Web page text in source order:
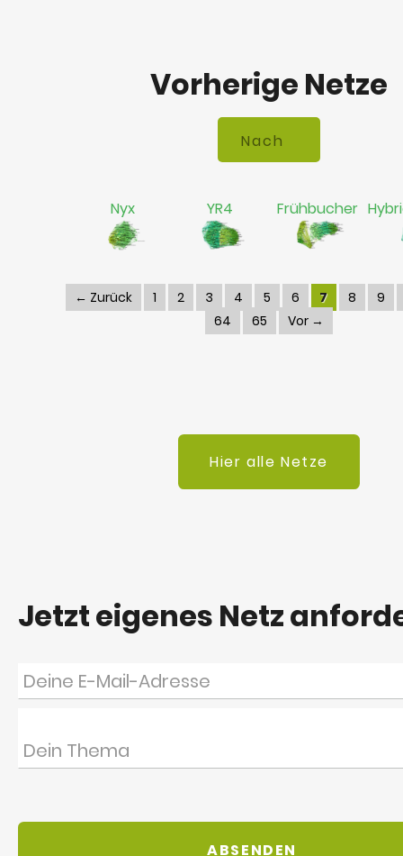
Vorherige Netze
Nyx YR4 Frühbucher
← Zurück 1 2 3 4 5 6 7 8
9
64
65 Vor →
Hier alle Netze
Jetzt eigenes Netz